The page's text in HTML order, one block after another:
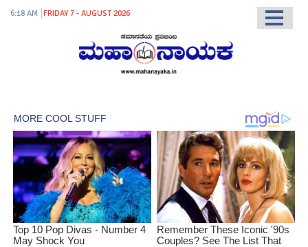
6:18 AM FRIDAY 7 - AUGUST 2026